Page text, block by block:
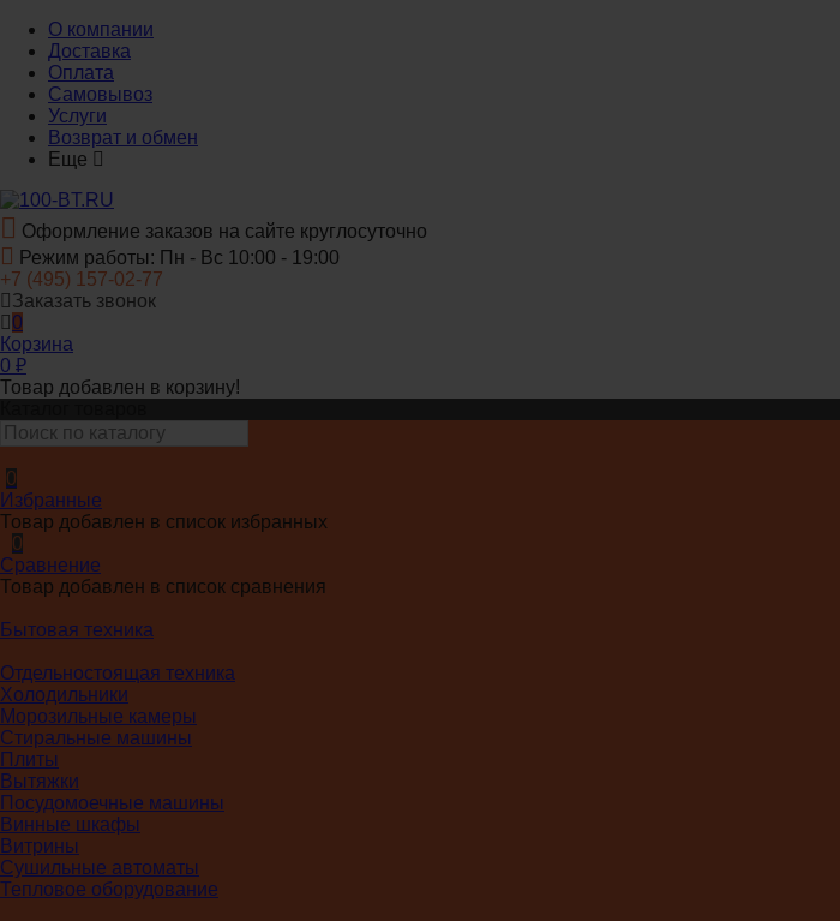
О компании
Доставка
Оплата
Самовывоз
Услуги
Возврат и обмен
Еще
Оформление заказов на сайте круглосуточно
Режим работы: Пн - Вс 10:00 - 19:00
+7 (495) 157-02-77
Заказать звонок
0
Корзина
0 ₽
Товар добавлен в корзину!
0
Избранные
Товар добавлен в список избранных
0
Сравнение
Товар добавлен в список сравнения
Бытовая техника
Отдельностоящая техника
Холодильники
Морозильные камеры
Стиральные машины
Плиты
Вытяжки
Посудомоечные машины
Винные шкафы
Витрины
Сушильные автоматы
Тепловое оборудование